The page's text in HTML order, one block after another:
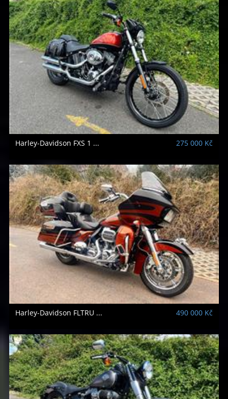
Harley-Davidson FXS 1 ... 275 000 Kč
Harley-Davidson FLTRU ... 490 000 Kč